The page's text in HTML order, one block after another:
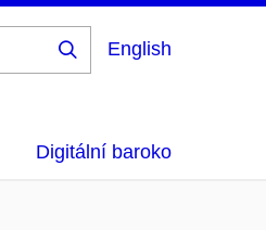
English
Digitální baroko